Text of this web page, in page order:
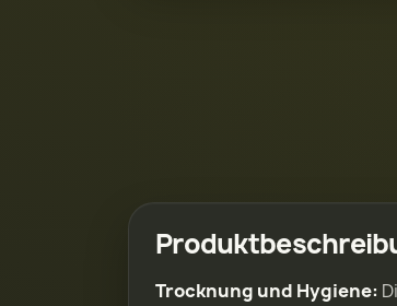
Trocknung und Hygiene: